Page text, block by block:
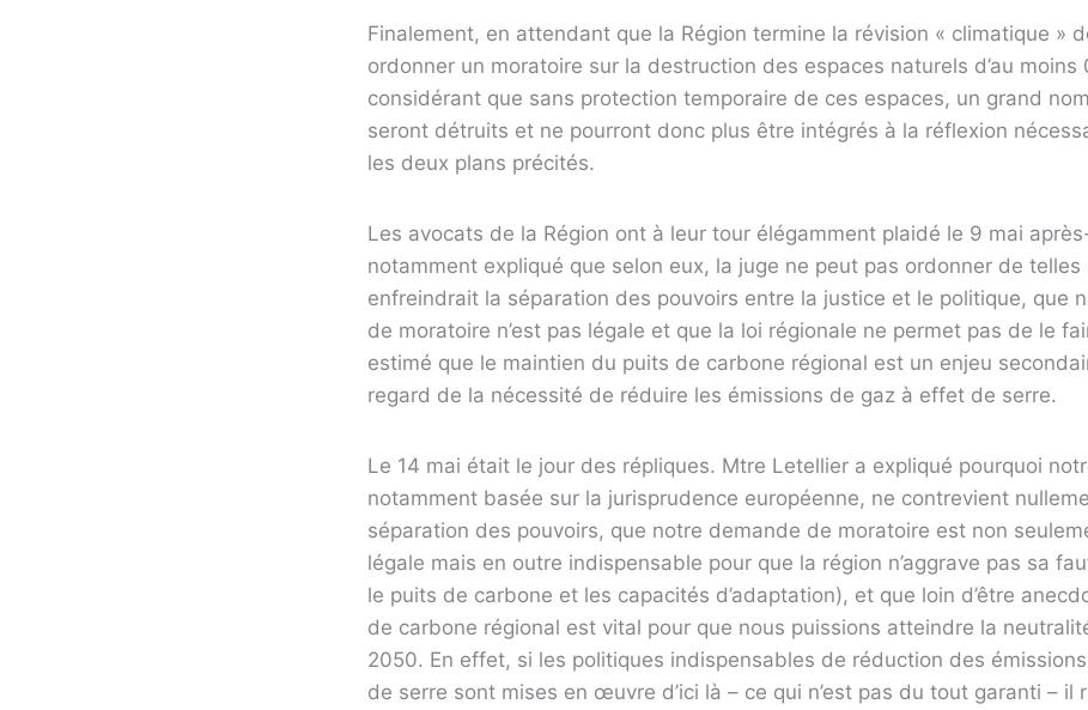
Finalement, en attendant que la Région termine la révision « climatique »
ordonner un moratoire sur la destruction des espaces naturels d’au moins
considérant que sans protection temporaire de ces espaces, un grand
seront détruits et ne pourront donc plus être intégrés à la réflexion
les deux plans précités.
Les avocats de la Région ont à leur tour élégamment plaidé le 9 mai
notamment expliqué que selon eux, la juge ne peut pas ordonner de telles
enfreindrait la séparation des pouvoirs entre la justice et le politique, que
de moratoire n’est pas légale et que la loi régionale ne permet pas de le
estimé que le maintien du puits de carbone régional est un enjeu
regard de la nécessité de réduire les émissions de gaz à effet de serre.
Le 14 mai était le jour des répliques. Mtre Letellier a expliqué pourquoi
notamment basée sur la jurisprudence européenne, ne contrevient
séparation des pouvoirs, que notre demande de moratoire est non
légale mais en outre indispensable pour que la région n’aggrave pas sa
le puits de carbone et les capacités d’adaptation), et que loin d’être
de carbone régional est vital pour que nous puissions atteindre la
2050. En effet, si les politiques indispensables de réduction des
de serre sont mises en œuvre d’ici là – ce qui n’est pas du tout garanti – il